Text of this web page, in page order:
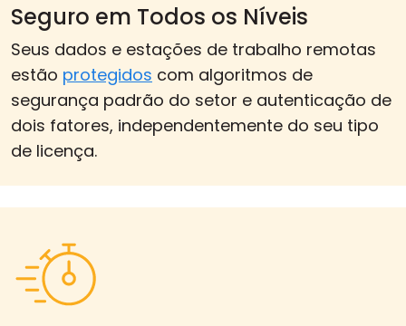
Seguro em Todos os Níveis
Seus dados e estações de trabalho remotas
estão protegidos com algoritmos de
segurança padrão do setor e autenticação de
dois fatores, independentemente do seu tipo
de licença.